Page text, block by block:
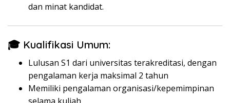
dan minat kandidat.
🎓 Kualifikasi Umum:
Lulusan S1 dari universitas terakreditasi, dengan
pengalaman kerja maksimal 2 tahun
Memiliki pengalaman organisasi/kepemimpinan